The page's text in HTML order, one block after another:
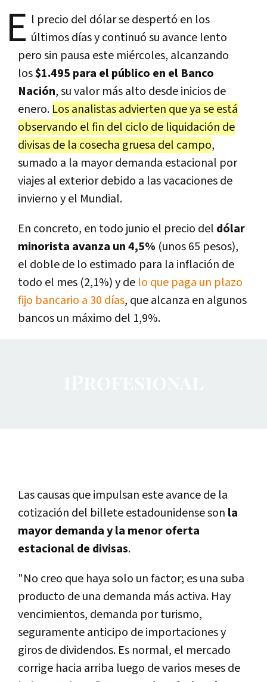
E l precio del dólar se despertó en los
últimos días y continuó su avance lento
pero sin pausa este miércoles, alcanzando
los$1.495 para el público en el Banco
Nación, su valor más alto desde inicios de
enero. Los analistas advierten que ya se está
observando el fin del ciclo de liquidación de
divisas de la cosecha gruesa del campo,
sumado a la mayor demanda estacional por
viajes al exterior debido a las vacaciones de
invierno y el Mundial.
En concreto, en todo junio el precio del dólar
minorista avanza un 4,5% (unos 65 pesos),
el doble de lo estimado para la inflación de
todo el mes (2,1%) y de lo que paga un plazo
fijo bancario a 30 días, que alcanza en algunos
bancos un máximo del 1,9%.
Las causas que impulsan este avance de la
cotización del billete estadounidense son la
mayor demanda y la menor oferta
estacional de divisas.
"No creo que haya solo un factor; es una suba
producto de una demanda más activa. Hay
vencimientos, demanda por turismo,
seguramente anticipo de importaciones y
giros de dividendos. Es normal, el mercado
corrige hacia arriba luego de varios meses de